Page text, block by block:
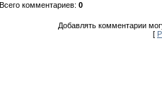
Всего комментариев: 0
Добавлять комментарии
[